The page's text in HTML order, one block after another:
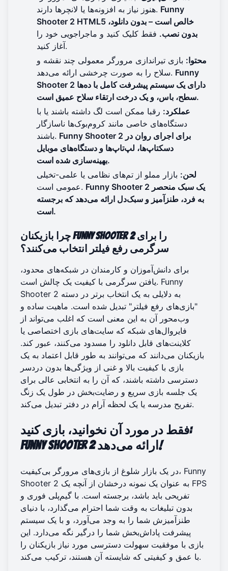
هنوز نیاز به افزونه‌ها یا لانچرها دارند. Funny
Shooter 2 HTML5 خالص است – بدون دانلود،
بدون نصب. فقط کلیک کنید و ماجراجویی خود را
آغاز کنید.
محتوا: بازی تیراندازی مرورگر معمولی چند نقشه و
سلاح را به صورت چرخشی ارائه می‌دهد. Funny
Shooter 2 دارای یک سیستم پیشرفت کامل با ده‌ها
سطح، باس، و یک درخت ارتقاء سلاح عمیق است.
عملکرد: رقبا ممکن است لگ داشته باشند یا با
دستگاه‌های خاصی مانند کروم‌بوک‌ها ناسازگار
باشند. Funny Shooter 2 برای اجرای روان در
دسکتاپ‌ها، لپ‌تاپ‌ها و دستگاه‌های موبایل
بهینه‌سازی شده است.
لحن: بازار مملو از تم‌های نظامی یا علمی-تخیلی
عمومی است. Funny Shooter 2 یک سبک منحصر
به فرد، طنزآمیز و سبک‌دل ارائه می‌دهد که برجسته
است.
چرا بازیکنان Funny Shooter 2 را برای
سرگرمی رفع فیلتر انتخاب می‌کنند؟
برای دانش‌آموزان و کارمندان در شبکه‌های محدود،
یافتن سرگرمی با کیفیت یک چالش است. Funny
Shooter 2 به دلایلی به یک انتخاب برتر در دسته
"بازی‌های رفع فیلتر" تبدیل شده است. ماهیت ساده و
وب‌محور آن به این معنی است که اغلب می‌تواند از
فایروال‌های شبکه که سایت‌های بازی اختصاصی یا
کلاینت‌های قابل دانلود را مسدود می‌کنند، عبور کند.
بازیکنان می‌دانند که می‌توانند به طور قابل اعتماد به یک
بازی با کیفیت بالا و غنی از ویژگی‌ها بدون دردسر
دسترسی داشته باشند، که آن را به انتخابی عالی برای
یک جلسه بازی سریع و رضایت‌بخش در طول یک زنگ
تفریح مدرسه یا یک لحظه آرام در دفتر تبدیل می‌کند.
فقط در مورد آن نخوانید، بازی کنید:
Funny Shooter 2 ارائه می‌دهد!
در یک بازار شلوغ از بازی‌های مرورگر بی‌کیفیت، Funny
Shooter 2 به عنوان یک نمونه درخشان از آنچه یک FPS
تفریحی باید باشد، برجسته است. با گیم‌پلی فوری و
بدون تبلیغات به وقت شما احترام می‌گذارد، با دنیای
طنزآمیزش شما را به وجد می‌آورد، و با یک سیستم
پیشرفت پاداش‌بخش شما را درگیر نگه می‌دارد. این
بازی با موفقیت سهولت دسترسی مورد نیاز بازیکنان را
با عمق و کیفیتی که شایسته آن هستند، ترکیب می‌کند.